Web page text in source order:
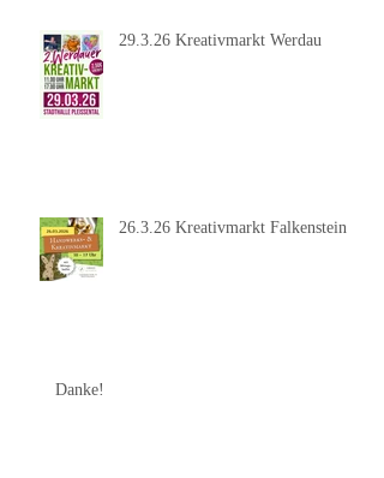
29.3.26 Kreativmarkt Werdau
26.3.26 Kreativmarkt Falkenstein
Danke!